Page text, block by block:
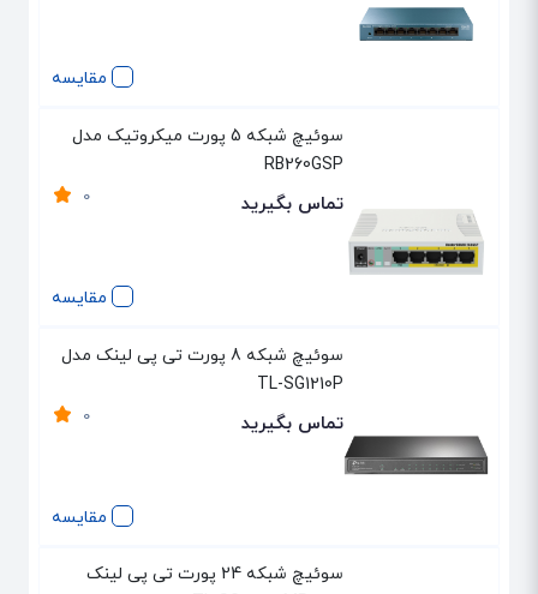
مقایسه
مقایسه
سوئیچ شبکه 5 پورت میکروتیک مدل
RB260GSP
0 تماس بگیرید
مقایسه
سوئیچ شبکه 8 پورت تی پی لینک مدل
TL-SG1210P
0 تماس بگیرید
سوئیچ شبکه 24 پورت تی پی لینک